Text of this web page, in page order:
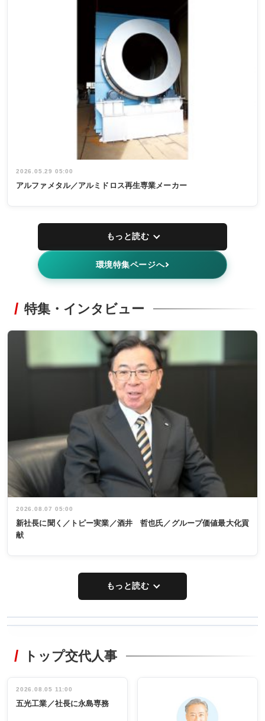
2026.05.29 05:00
アルファメタル／アルミドロス再生専業メーカー
もっと読む
環境特集ページへ
特集・インタビュー
2026.08.07 05:00
新社長に聞く／トピー実業／酒井 哲也氏／グループ価値最大化貢
献
もっと読む
非鉄業界で
インタビュ
ー／社内ア
タックトレー
祝う 業界関
係者ら220人
出席
トップ交代人事
2026.08.05 11:00
五光工業／社長に永島専務